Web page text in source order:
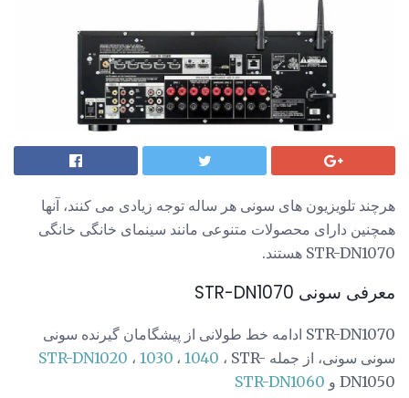
هرچند تلویزیون های سونی هر ساله توجه زیادی می کنند، آنها
همچنین دارای محصولات متنوعی مانند سینمای خانگی خانگی
STR-DN1070 هستند.
معرفی سونی STR-DN1070
STR-DN1070 ادامه خط طولانی از پیشگامان گیرنده سونی
سونی سونی، از جمله
STR-DN1020 ، 1030 ، 1040 ، STR-
DN1050 و
STR-DN1060